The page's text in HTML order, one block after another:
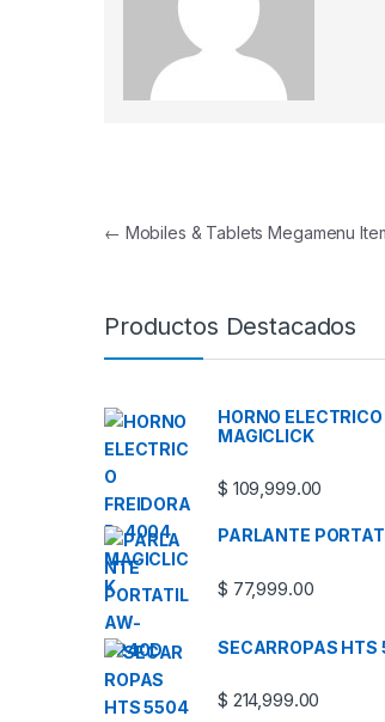
Navegación de
← Mobiles & Tablets Megamenu
Productos Destacados
HORNO
MAGICLICK
$ 109,999.00
PARLANTE
$ 77,999.00
SECARROPAS HTS
$ 214,999.00